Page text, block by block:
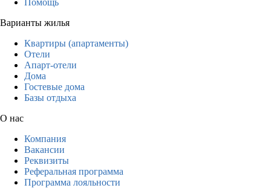
Варианты жилья
Квартиры (апартаменты)
Отели
Апарт-отели
Дома
Гостевые дома
Базы отдыха
О нас
Компания
Вакансии
Реквизиты
Реферальная программа
Программа лояльности